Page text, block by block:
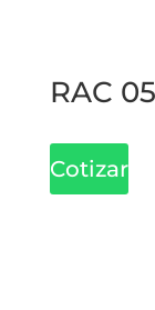
RAC
Cotizar